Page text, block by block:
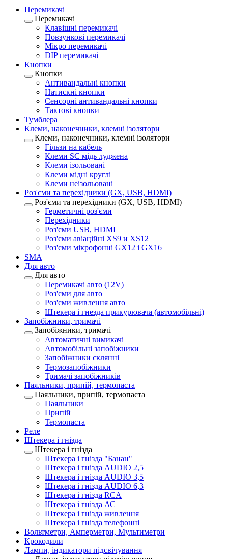
Перемикачі
Перемикачі
Клавішні перемикачі
Повзункові перемикачі
Мікро перемикачі
DIP перемикачі
Кнопки
Кнопки
Антивандальні кнопки
Натискні кнопки
Сенсорні антивандальні кнопки
Тактові кнопки
Тумблера
Клеми, наконечники, клемні ізолятори
Клеми, наконечники, клемні ізолятори
Гільзи на кабель
Клеми SC мідь луджена
Клеми ізольовані
Клеми мідні круглі
Клеми неізольовані
Роз'єми та перехідники (GX, USB, HDMI)
Роз'єми та перехідники (GX, USB, HDMI)
Герметичні роз'єми
Перехідники
Роз'єми USB, HDMI
Роз'єми авіаційні XS9 и XS12
Роз'єми мікрофонні GX12 і GX16
SMA
Для авто
Для авто
Перемикачі авто (12V)
Роз'єми для авто
Роз'єми живлення авто
Штекера і гнезда прикурювача (автомобільні)
Запобіжники, тримачі
Запобіжники, тримачі
Автоматичні вимикачі
Автомобільні запобіжники
Запобіжники склянні
Термозапобіжники
Тримачі запобіжників
Паяльники, припій, термопаста
Паяльники, припій, термопаста
Паяльники
Припій
Термопаста
Реле
Штекера і гнізда
Штекера і гнізда
Штекера і гнізда "Банан"
Штекера і гнізда AUDIO 2,5
Штекера і гнізда AUDIO 3,5
Штекера і гнізда AUDIO 6,3
Штекера і гнізда RCA
Штекера і гнізда АС
Штекера і гнізда живлення
Штекера і гнізда телефонні
Вольтметри, Амперметри, Мультиметри
Крокодили
Лампи, індикатори підсвічування